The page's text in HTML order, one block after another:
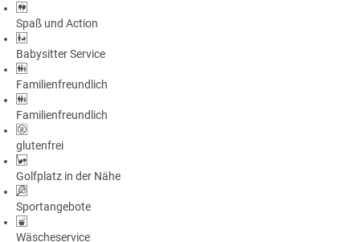
Spaß und Action
Babysitter Service
Familienfreundlich
Familienfreundlich
glutenfrei
Golfplatz in der Nähe
Sportangebote
Wäscheservice